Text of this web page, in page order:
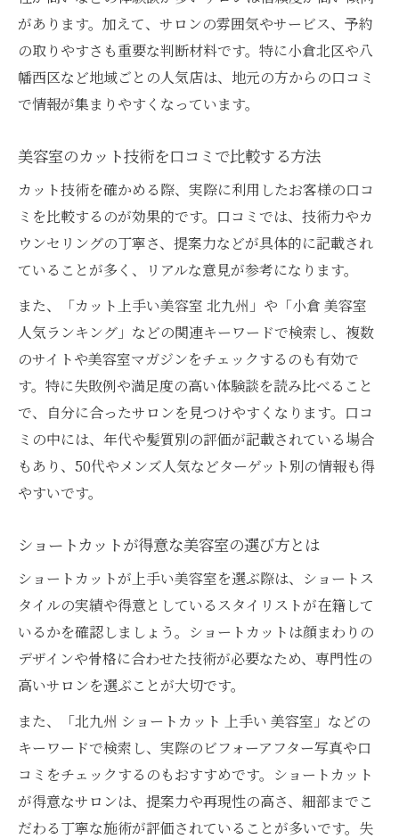
があります。加えて、サロンの雰囲気やサービス、予約
の取りやすさも重要な判断材料です。特に小倉北区や八
幡西区など地域ごとの人気店は、地元の方からの口コミ
で情報が集まりやすくなっています。
美容室のカット技術を口コミで比較する方法
カット技術を確かめる際、実際に利用したお客様の口コ
ミを比較するのが効果的です。口コミでは、技術力やカ
ウンセリングの丁寧さ、提案力などが具体的に記載され
ていることが多く、リアルな意見が参考になります。
また、「カット上手い美容室 北九州」や「小倉 美容室
人気ランキング」などの関連キーワードで検索し、複数
のサイトや美容室マガジンをチェックするのも有効で
す。特に失敗例や満足度の高い体験談を読み比べること
で、自分に合ったサロンを見つけやすくなります。口コ
ミの中には、年代や髪質別の評価が記載されている場合
もあり、50代やメンズ人気などターゲット別の情報も得
やすいです。
ショートカットが得意な美容室の選び方とは
ショートカットが上手い美容室を選ぶ際は、ショートス
タイルの実績や得意としているスタイリストが在籍して
いるかを確認しましょう。ショートカットは顔まわりの
デザインや骨格に合わせた技術が必要なため、専門性の
高いサロンを選ぶことが大切です。
また、「北九州 ショートカット 上手い 美容室」などの
キーワードで検索し、実際のビフォーアフター写真や口
コミをチェックするのもおすすめです。ショートカット
が得意なサロンは、提案力や再現性の高さ、細部までこ
だわる丁寧な施術が評価されていることが多いです。失